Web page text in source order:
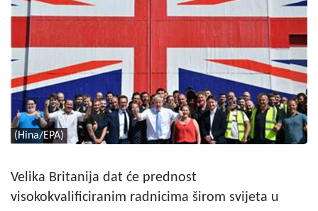
(Hina/EPA)
Velika Britanija dat će prednost
visokokvalificiranim radnicima širom svijeta u